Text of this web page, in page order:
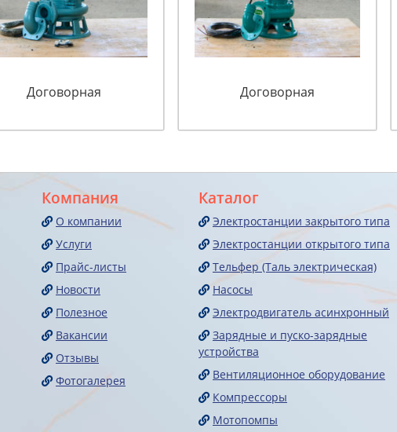
Договорная Договорная
Компания
О компании
Услуги
Прайс-листы
Новости
Полезное
Вакансии
Отзывы
Фотогалерея
Каталог
Электростанции закрытого типа
Электростанции открытого типа
Тельфер (Таль электрическая)
Насосы
Электродвигатель асинхронный
Зарядные и пуско-зарядные
устройства
Вентиляционное оборудование
Компрессоры
Мотопомпы